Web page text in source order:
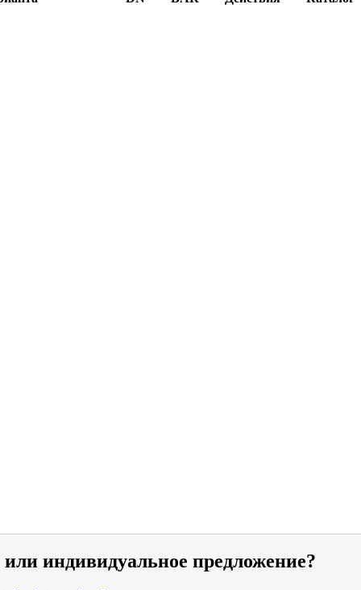
индивидуальное предложение?